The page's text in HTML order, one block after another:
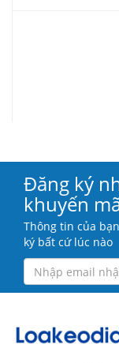
Đăng ký
khuyến
Thông tin của
ký bất cứ lúc nào